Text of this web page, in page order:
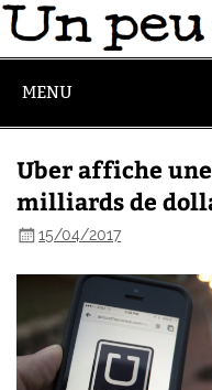
MENU
Uber affiche
milliards de
15/04/2017